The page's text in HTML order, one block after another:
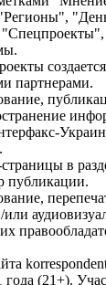
партнерами.
в
публикации.
(21+).